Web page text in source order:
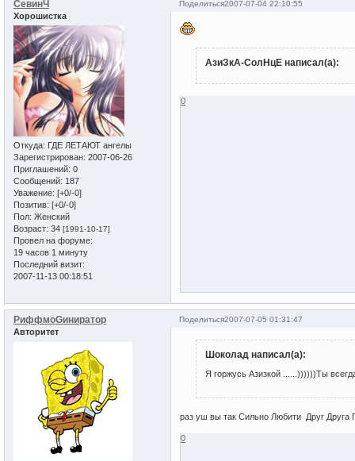
Поделиться2007-07-04 22:10:55
СевинЧ
Хорошистка
Откуда: ГДЕ ЛЕТАЮТ ангелы
Зарегистрирован: 2007-06-26
Приглашений: 0
Сообщений: 187
Уважение: [+0/-0]
Позитив: [+0/-0]
Пол: Женский
Возраст: 34 [1991-10-17]
Провел на форуме:
19 часов 1 минуту
Последний визит:
2007-11-13 00:18:51
АзиЗкА-СолНцЕ написал(а):
0
Поделиться2007-07-05 01:31:47
РиффмоGиниратор
Авторитет
Шоколад написал(а):
Я горжусь Азизкой ......))))))Ты
раз уш вы так Сильно Любити Друг
0